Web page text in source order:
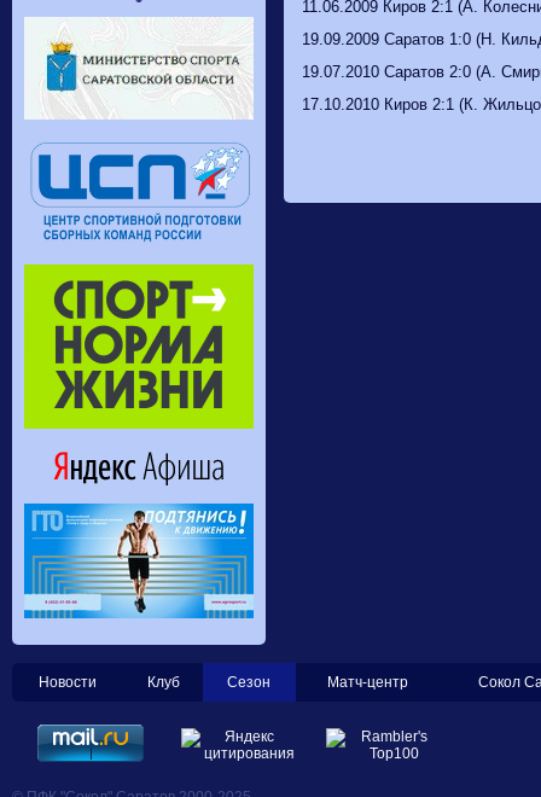
11.06.2009 Киров 2:1 (А.
19.09.2009 Саратов 1:0 (Н.
19.07.2010 Саратов 2:0 (А.
17.10.2010 Киров 2:1 (К.
Новости Клуб Сезон Матч-центр Сокол